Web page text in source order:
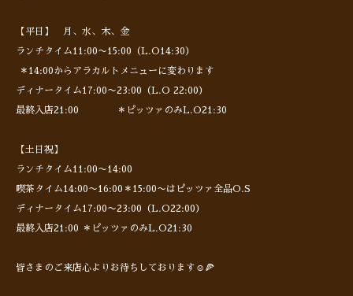
【平日】 月、水、木、金
ランチタイム11:00〜15:00（L.O14:30）
＊14:00からアラカルトメニューに変わります
ディナータイム17:00〜23:00（L.O 22:00）
最終入店21:00 ＊ピッツァのみL.O21:30
【土日祝】
ランチタイム11:00〜14:00
喫茶タイム14:00〜16:00＊15:00〜はピッツァ全品O.S
ディナータイム17:00〜23:00（L.O22:00）
最終入店21:00 ＊ピッツァのみL.O21:30
皆さまのご来店心よりお待ちしております☺️🍕